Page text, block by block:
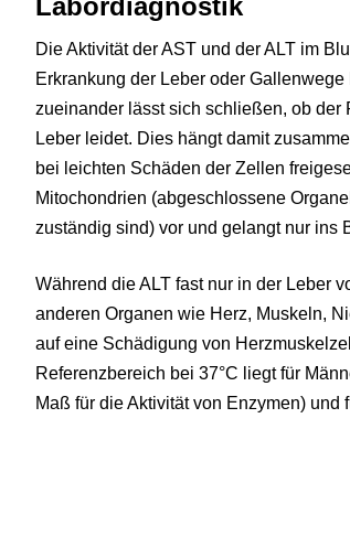
Labordiagnostik
Die Aktivität der AST und der ALT im
Erkrankung der Leber oder
zueinander lässt sich schließen, ob
Leber leidet. Dies hängt damit
bei leichten Schäden der Zellen
Mitochondrien (abgeschlossene
zuständig sind) vor und gelangt nur ins
Während die ALT fast nur in der Leber
anderen Organen wie Herz, Muskeln,
auf eine Schädigung von
Referenzbereich bei 37°C liegt für
Maß für die Aktivität von Enzymen) und